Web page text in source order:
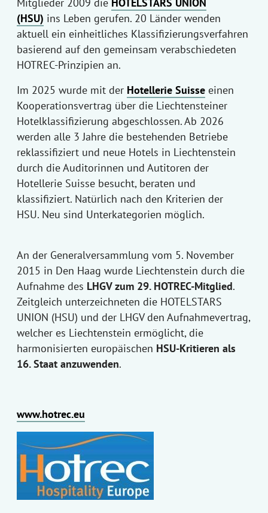
(HSU) ins Leben gerufen. 20 Länder wenden
aktuell ein einheitliches Klassifizierungsverfahren
basierend auf den gemeinsam verabschiedeten
HOTREC-Prinzipien an.
Im 2025 wurde mit der Hotellerie Suisse einen
Kooperationsvertrag über die Liechtensteiner
Hotelklassifizierung abgeschlossen. Ab 2026
werden alle 3 Jahre die bestehenden Betriebe
reklassifiziert und neue Hotels in Liechtenstein
durch die Auditorinnen und Autitoren der
Hotellerie Suisse besucht, beraten und
klassifiziert. Natürlich nach den Kriterien der
HSU. Neu sind Unterkategorien möglich.
An der Generalversammlung vom 5. November
2015 in Den Haag wurde Liechtenstein durch die
Aufnahme des LHGV zum 29. HOTREC-Mitglied.
Zeitgleich unterzeichneten die HOTELSTARS
UNION (HSU) und der LHGV den Aufnahmevertrag,
welcher es Liechtenstein ermöglicht, die
harmonisierten europäischen HSU-Kritieren als
16. Staat anzuwenden.
www.hotrec.eu